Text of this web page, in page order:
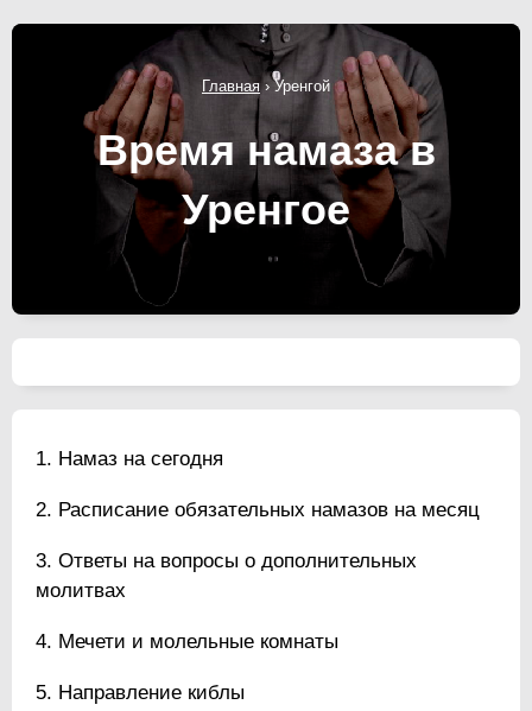
Главная›Уренгой
Время намаза в
Уренгое
Намаз на сегодня
Расписание обязательных намазов на месяц
Ответы на вопросы о дополнительных
молитвах
Мечети и молельные комнаты
Направление киблы